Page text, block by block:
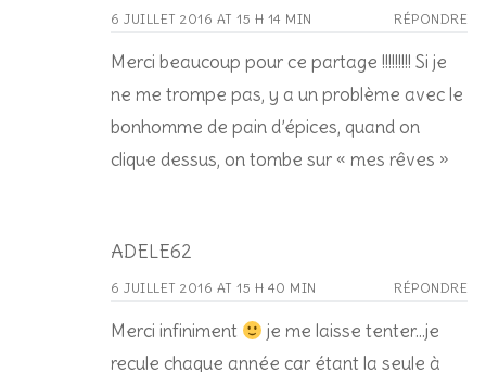
6 JUILLET 2016 AT 15 H 14 MIN RÉPONDRE
Merci beaucoup pour ce partage !!!!!!!!! Si je
ne me trompe pas, y a un problème avec le
bonhomme de pain d’épices, quand on
clique dessus, on tombe sur « mes rêves »
ADELE62
6 JUILLET 2016 AT 15 H 40 MIN RÉPONDRE
Merci infiniment
je me laisse tenter…je
recule chaque année car étant la seule à